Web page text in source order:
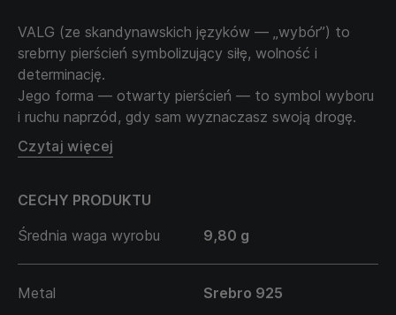
VALG (ze skandynawskich języków — „wybór”) to
srebrny pierścień symbolizujący siłę, wolność i
determinację.
Jego forma — otwarty pierścień — to symbol wyboru
i ruchu naprzód, gdy sam wyznaczasz swoją drogę.
Prostota designu podkreśla sedno: prawdziwa siła tkwi
nie w wyglądzie, lecz w umiejętności podejmowania
Męski pierścień VALG to opowieść o niezależności,
wewnętrznej pewności i odwadze bycia sobą, gdy
każdy wybór staje się częścią własnej drogi.
Czytaj więcej
CECHY PRODUKTU
Średnia waga wyrobu
9,80 g
Metal Srebro 925